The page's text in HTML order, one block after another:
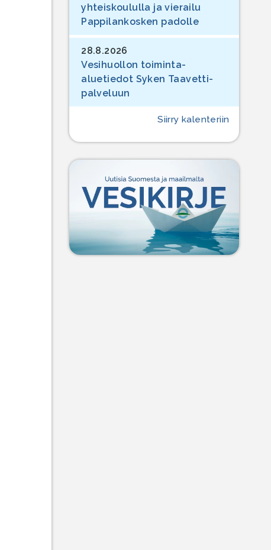
yhteiskoululla ja vierailu
Pappilankosken padolle
28.8.2026
Vesihuollon toiminta-
aluetiedot Syken Taavetti-
palveluun
Siirry kalenteriin